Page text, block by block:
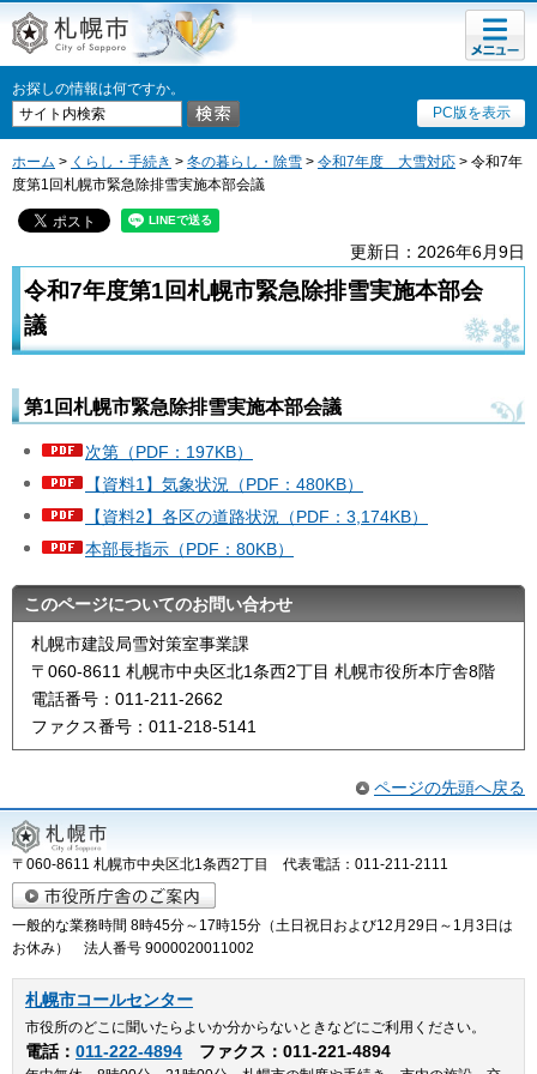
札幌市
お探しの情報は何ですか。
PC版を表示
メニュ
ー
ホーム > くらし・手続き > 冬の暮らし・除雪 > 令和7年度 大雪対応 > 令和7年
度第1回札幌市緊急除排雪実施本部会議
更新日：2026年6月9日
令和7年度第1回札幌市緊急除排雪実施本部会
議
第1回札幌市緊急除排雪実施本部会議
次第（PDF：197KB）
【資料1】気象状況（PDF：480KB）
【資料2】各区の道路状況（PDF：3,174KB）
本部長指示（PDF：80KB）
このページについてのお問い合わせ
札幌市建設局雪対策室事業課
〒060-8611 札幌市中央区北1条西2丁目 札幌市役所本庁舎8階
電話番号：011-211-2662
ファクス番号：011-218-5141
ページの先頭へ戻る
〒060-8611 札幌市中央区北1条西2丁目 代表電話：011-211-2111
一般的な業務時間 8時45分～17時15分（土日祝日および12月29日～1月3日は
お休み） 法人番号 9000020011002
札幌市コールセンター
市役所のどこに聞いたらよいか分からないときなどにご利用ください。
電話： 011-222-4894 ファクス：011-221-4894